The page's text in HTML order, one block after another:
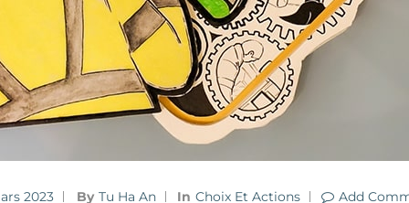
2023 By Tu Ha An In Choix Et Actions Add